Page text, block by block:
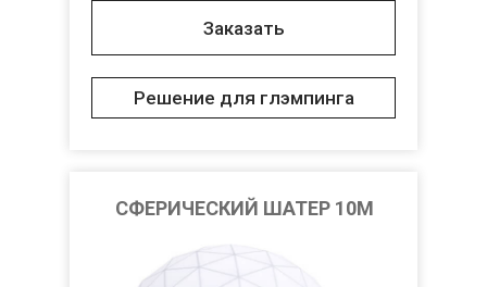
Заказать
Решение для глэмпинга
СФЕРИЧЕСКИЙ ШАТЕР 10M